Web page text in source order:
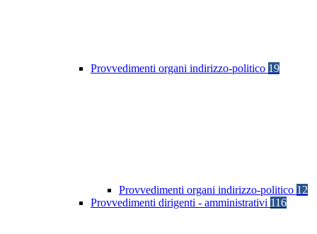
Provvedimenti organi indirizzo-politico 19
Provvedimenti organi indirizzo-politico 12
Provvedimenti dirigenti - amministrativi 116